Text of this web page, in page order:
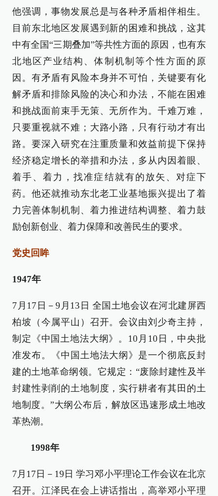
他强调，事物发展总是与各种矛盾相伴相生。
目前东北地区发展遇到新的困难和挑战，这其
中有全国“三期叠加”等共性方面的原因，也有东
北地区产业结构、体制机制等个性方面的原
因。有矛盾有风险本身并不可怕，关键要有化
解矛盾和排除风险的决心和办法，不能在困难
和挑战面前束手无策、无所作为。千难万难，
只要重视就不难；大路小路，只有行动才有出
路。要深入研究在注重质量和效益前提下保持
经济稳定增长的举措和办法，多从内因着眼、
着手、着力，找准症结就有的放矢、对症下
药。他还就推动东北老工业基地振兴提出了着
力完善体制机制、着力推进结构调整、着力鼓
励创新创业、着力保障和改善民生的要求。
党史回眸
1947年
7月17日－9月13日 全国土地会议在河北建屏西
柏坡（今属平山）召开。会议由刘少奇主持，
制定《中国土地法大纲》。10月10日，中央批
准发布。《中国土地法大纲》是一个彻底反封
建的土地革命纲领。它规定：“废除封建性及半
封建性剥削的土地制度，实行耕者有其田的土
地制度。”大纲公布后，解放区迅速形成土地改
革热潮。
1998年
7月17日－19日 学习邓小平理论工作会议在北京
召开。江泽民在会上讲话指出，高举邓小平理